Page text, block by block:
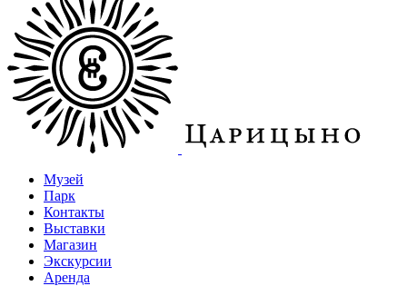
Музей
Парк
Контакты
Выставки
Магазин
Экскурсии
Аренда